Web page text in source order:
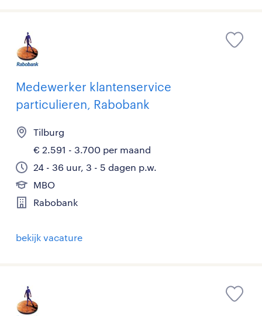
Medewerker klantenservice
particulieren, Rabobank
Tilburg
€ 2.591 - 3.700 per maand
24 - 36 uur, 3 - 5 dagen p.w.
MBO
Rabobank
bekijk vacature